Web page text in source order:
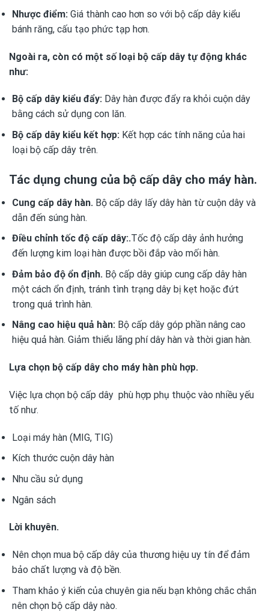
Nhược điểm:Giá thành cao hơn so với bộ cấp dây kiểu
bánh răng, cấu tạo phức tạp hơn.
Ngoài ra, còn có một số loại bộ cấp dây tự động khác
như:
Bộ cấp dây kiểu đẩy:Dây hàn được đẩy ra khỏi cuộn dây
bằng cách sử dụng con lăn.
Bộ cấp dây kiểu kết hợp:Kết hợp các tính năng của hai
loại bộ cấp dây trên.
Tác dụng chung của bộ cấp dây cho máy hàn.
Cung cấp dây hàn. Bộ cấp dây lấy dây hàn từ cuộn dây và
dẫn đến súng hàn.
Điều chỉnh tốc độ cấp dây:.Tốc độ cấp dây ảnh hưởng
đến lượng kim loại hàn được bồi đắp vào mối hàn.
Đảm bảo độ ổn định.Bộ cấp dây giúp cung cấp dây hàn
một cách ổn định, tránh tình trạng dây bị kẹt hoặc đứt
trong quá trình hàn.
Nâng cao hiệu quả hàn:Bộ cấp dây góp phần nâng cao
hiệu quả hàn. Giảm thiểu lãng phí dây hàn và thời gian hàn.
Lựa chọn bộ cấp dây cho máy hàn phù hợp.
Việc lựa chọn bộ cấp dây phù hợp phụ thuộc vào nhiều yếu
tố như.
Loại máy hàn (MIG, TIG)
Kích thước cuộn dây hàn
Nhu cầu sử dụng
Ngân sách
Lời khuyên.
Nên chọn mua bộ cấp dây của thương hiệu uy tín để đảm
bảo chất lượng và độ bền.
Tham khảo ý kiến của chuyên gia nếu bạn không chắc chắn
nên chọn bộ cấp dây nào.